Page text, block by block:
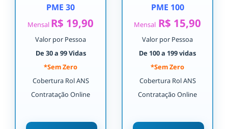
PME 30
Mensal R$ 19,90
Valor por Pessoa
De 30 a 99 Vidas
*Sem Zero
Cobertura Rol ANS
Contratação Online
PME 100
Mensal R$ 15,90
Valor por Pessoa
De 100 a 199 vidas
*Sem Zero
Cobertura Rol ANS
Contratação Online